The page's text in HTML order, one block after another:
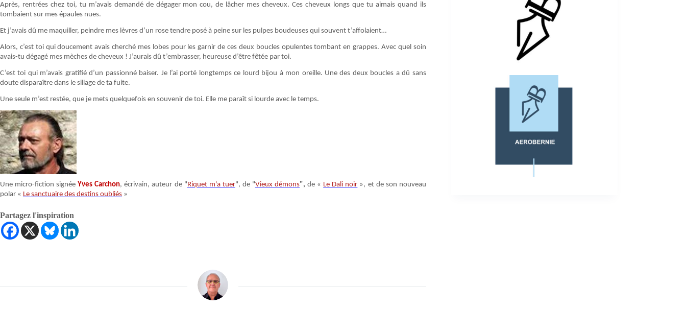
Après, rentrées chez toi, tu m’avais demandé de dégager mon cou, de lâcher mes cheveux. Ces cheveux longs que tu aimais quand ils
tombaient sur mes épaules nues.
Et j’avais dû me maquiller, peindre mes lèvres d’un rose tendre posé à peine sur les pulpes boudeuses qui souvent t’affolaient…
Alors, c’est toi qui doucement avais cherché mes lobes pour les garnir de ces deux boucles opulentes tombant en grappes. Avec quel soin
avais-tu dégagé mes mèches de cheveux ! J’aurais dû t’embrasser, heureuse d’être fêtée par toi.
C’est toi qui m’avais gratifié d’un passionné baiser. Je l’ai porté longtemps ce lourd bijou à mon oreille. Une des deux boucles a dû sans
doute disparaître dans le sillage de ta fuite.
Une seule m’est restée, que je mets quelquefois en souvenir de toi. Elle me paraît si lourde avec le temps.
Une micro-fiction signée Yves Carchon, écrivain, auteur de " Riquet m'a tuer", de "Vieux démons", de « Le Dali noir », et de son nouveau
polar « Le sanctuaire des destins oubliés »
Partagez l'inspiration